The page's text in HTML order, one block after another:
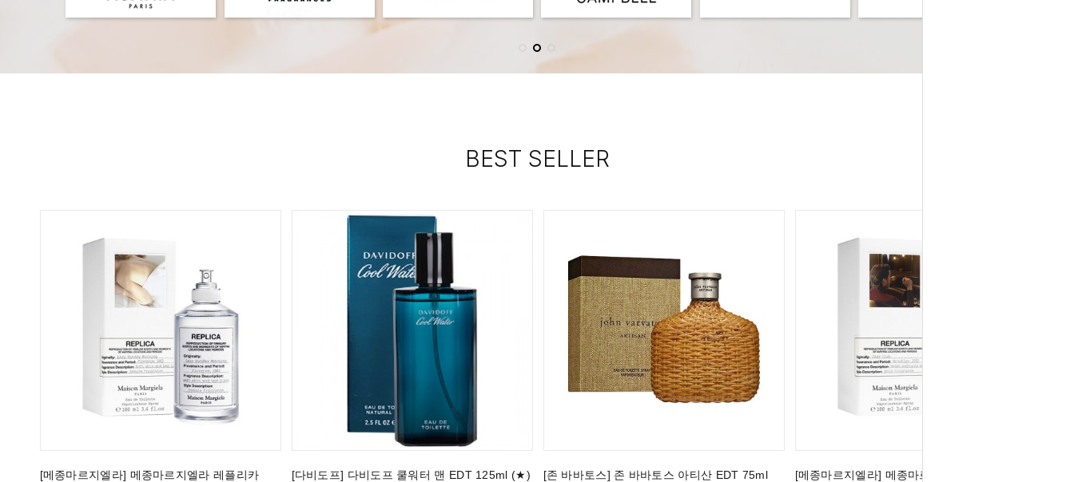
BEST SELLER
[메종마르지엘라] 메종마르지엘라 레플리카
[다비도프] 다비도프 쿨워터 맨 EDT 125ml (★)
[존 바바토스] 존 바바토스 아티산 EDT 75ml
[메종마르지엘라] 메종마르지엘라 레플리카